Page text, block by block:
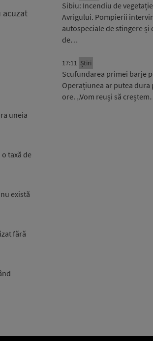
acuzat
uneia
taxă de
există
fără
Sibiu: Incendiu de
Avrigului. Pompierii
autospeciale de stingere și
de…
17:11 Știri
Scufundarea primei barje
Operațiunea ar putea dura
ore. „Vom reuși să